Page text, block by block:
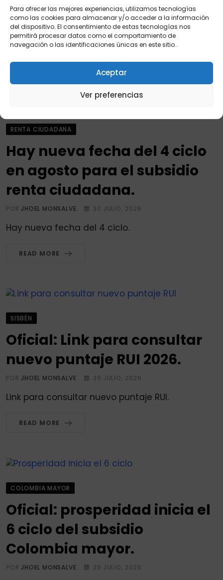
Para ofrecer las mejores experiencias, utilizamos tecnologías
como las cookies para almacenar y/o acceder a la información
del dispositivo. El consentimiento de estas tecnologías nos
permitirá procesar datos como el comportamiento de
navegación o las identificaciones únicas en este sitio..
Aceptar
Ver preferencias
PORJHOEL MONSALVE 30 JULIO, 2026
Nueva fecha del bono a damnificados.
READ MORE
RENTA CIUDADANA
Hay nueva fecha del 4 ciclo
en agosto para el subsidio
renta ciudadana.
PORJHOEL MONSALVE 30 JULIO, 2026
Hay nueva fecha del 4 ciclo.
READ MORE
SISBÉN
Oficial: Link para consultar
nuevo puntaje RUI 2026.
PORJHOEL MONSALVE 29 JULIO, 2026
Link para consultar nuevo puntaje RUI.
READ MORE
COLOMBIA MAYOR
Oficial: prosperidad inicia el
6 ciclo del subsidio
Colombia mayor.
PORJHOEL MONSALVE 29 JULIO, 2026